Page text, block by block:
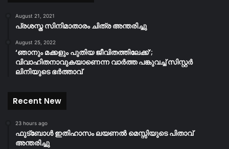
August 21, 2021
പ്രശസ്ത സിനിമാതാരം ചിത്ര അന്തരിച്ചു
August 25, 2022
‘ഞാനും മക്കളും പുതിയ ജീവിതത്തിലേക്ക്’;
വിവാഹിതനാവുകയാണെന്ന വാർത്ത പങ്കുവച്ച് സിസ്റ്റർ
ലിനിയുടെ ഭർത്താവ്
Recent New
23 hours ago
ഫുട്ബോൾ ഇതിഹാസം ലയണൽ മെസ്സിയുടെ പിതാവ്
അന്തരിച്ചു